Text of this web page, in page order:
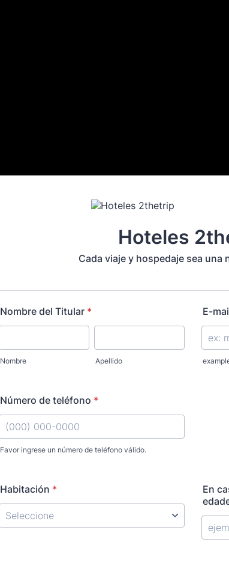
Hoteles
Cada viaje y hospedaje sea una
Nombre del Titular *
Nombre Apellido
E-
Número de teléfono *
Favor ingrese un número de teléfono válido.
Habitación *
En